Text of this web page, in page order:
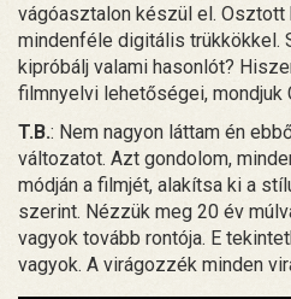
vágóasztalon készül el.
mindenféle digitális trükkökkel.
kipróbálj valami hasonlót?
filmnyelvi lehetőségei, mondjuk
T.B.: Nem nagyon láttam én
változatot. Azt gondolom,
módján a filmjét, alakítsa ki a
szerint. Nézzük meg 20 év
vagyok tovább rontója. E
vagyok. A virágozzék minden